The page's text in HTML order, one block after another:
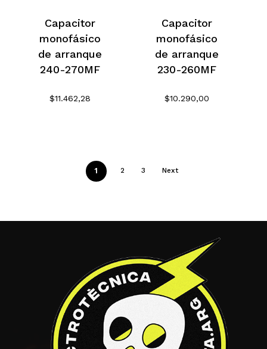
Capacitor
monofásico
de arranque
240-270MF
$11.462,28
Capacitor
monofásico
de arranque
230-260MF
$10.290,00
1 2 3 Next